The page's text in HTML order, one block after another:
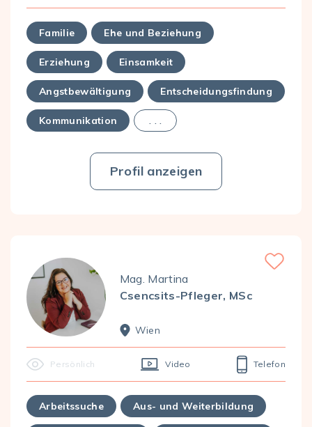
Familie Ehe und Beziehung
Erziehung Einsamkeit
Angstbewältigung Entscheidungsfindung
Kommunikation . . .
Profil anzeigen
Favorite
Mag. Martina
Csencsits-Pfleger, MSc
Wien
Persönlich Video Telefon
Arbeitssuche Aus- und Weiterbildung